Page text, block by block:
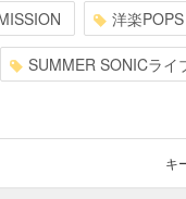
洋楽POPS
SUMMER SONICライ
キ